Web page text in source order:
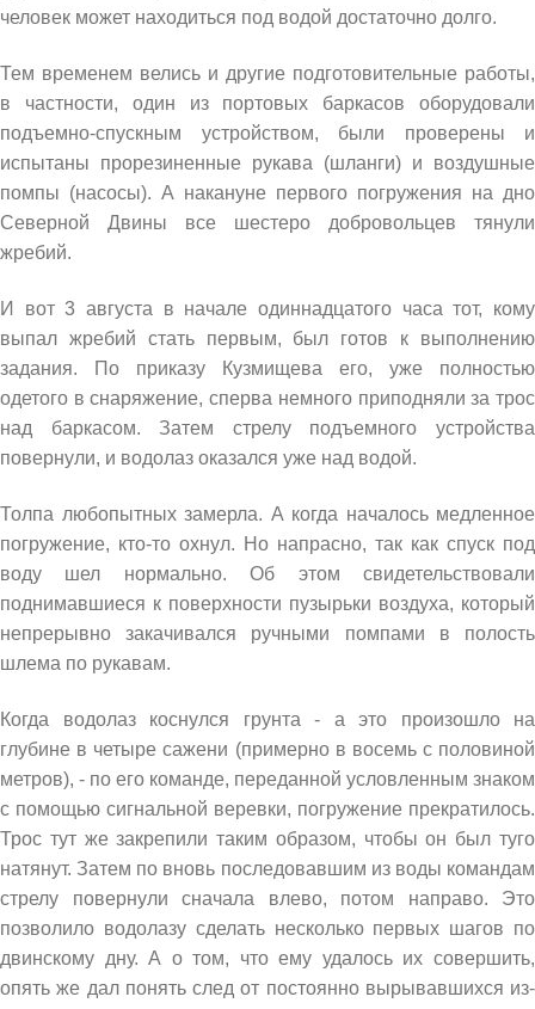
человек может находиться под водой достаточно долго.
Тем временем велись и другие подготовительные работы,
в частности, один из портовых баркасов оборудовали
подъемно-спускным устройством, были проверены и
испытаны прорезиненные рукава (шланги) и воздушные
помпы (насосы). А накануне первого погружения на дно
Северной Двины все шестеро добровольцев тянули
жребий.
И вот 3 августа в начале одиннадцатого часа тот, кому
выпал жребий стать первым, был готов к выполнению
задания. По приказу Кузмищева его, уже полностью
одетого в снаряжение, сперва немного приподняли за трос
над баркасом. Затем стрелу подъемного устройства
повернули, и водолаз оказался уже над водой.
Толпа любопытных замерла. А когда началось медленное
погружение, кто-то охнул. Но напрасно, так как спуск под
воду шел нормально. Об этом свидетельствовали
поднимавшиеся к поверхности пузырьки воздуха, который
непрерывно закачивался ручными помпами в полость
шлема по рукавам.
Когда водолаз коснулся грунта - а это произошло на
глубине в четыре сажени (примерно в восемь с половиной
метров), - по его команде, переданной условленным знаком
с помощью сигнальной веревки, погружение прекратилось.
Трос тут же закрепили таким образом, чтобы он был туго
натянут. Затем по вновь последовавшим из воды командам
стрелу повернули сначала влево, потом направо. Это
позволило водолазу сделать несколько первых шагов по
двинскому дну. А о том, что ему удалось их совершить,
опять же дал понять след от постоянно вырывавшихся из-